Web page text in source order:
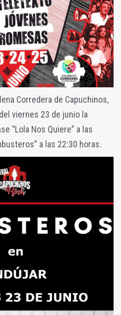
Corredera de Capuchinos,
viernes 23 de junio la
“Lola Nos Quiere” a las
a las 22:30 horas.